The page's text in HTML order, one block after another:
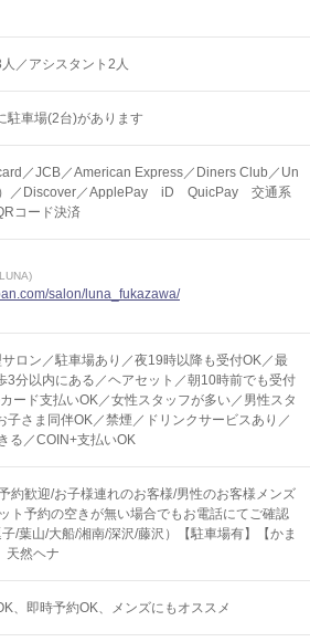
／アシスタント2人
駐車場(2台)があります
／JCB／American Express／Diners Club／Un
／Discover／ApplePay iD QuicPay 交通系
コード決済
salon/luna_fukazawa/
ロン／駐車場あり／夜19時以降も受付OK／最
3分以内にある／ヘアセット／朝10時前でも受付
ード支払いOK／女性スタッフが多い／男性スタ
子さま同伴OK／禁煙／ドリンクサービスあり／
る／COIN+支払いOK
約歓迎/お子様連れのお客様/男性のお客様メンズ
ト予約の空きが無い場合でもお電話にてご確認
/葉山/大船/湘南/深沢/藤沢）【駐車場有】【かま
天然ヘナ
即時予約OK メンズにもオススメ